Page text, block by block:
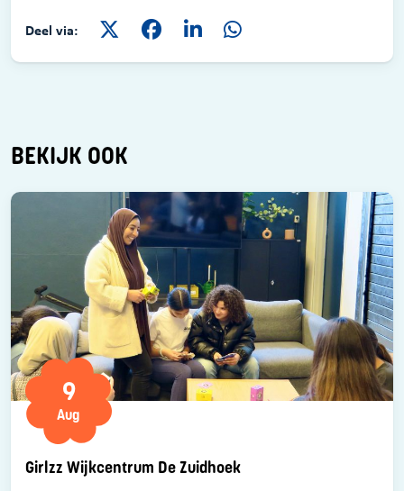
Deel via:
BEKIJK OOK
Girlzz Wijkcentrum De Zuidhoek
9
Aug